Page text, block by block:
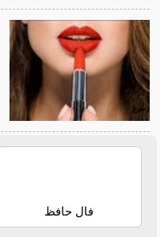
فال حافظ